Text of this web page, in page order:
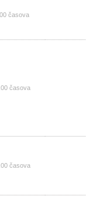
časova
časova
časova